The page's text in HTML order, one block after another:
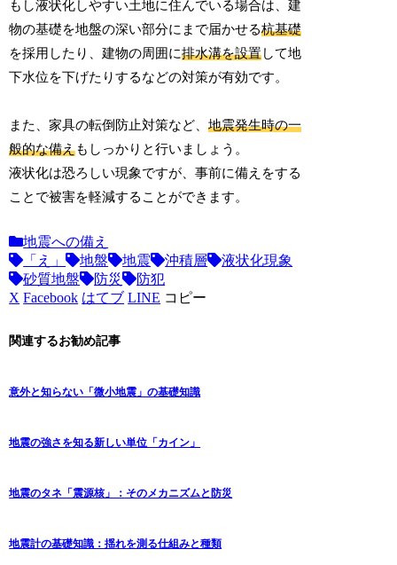
もし液状化しやすい土地に住んでいる場合は、建
物の基礎を地盤の深い部分にまで届かせる杭基礎
を採用したり、建物の周囲に排水溝を設置して地
下水位を下げたりするなどの対策が有効です。
また、家具の転倒防止対策など、地震発生時の一
般的な備えもしっかりと行いましょう。
液状化は恐ろしい現象ですが、事前に備えをする
ことで被害を軽減することができます。
地震への備え
「え」
地盤 地震 沖積層
液状化現象
砂質地盤
防災
防犯
X Facebook はてブ LINE コピー
関連するお勧め記事
意外と知らない「微小地震」の基礎知識
地震の強さを知る新しい単位「カイン」
地震のタネ「震源核」：そのメカニズムと防災
地震計の基礎知識：揺れを測る仕組みと種類